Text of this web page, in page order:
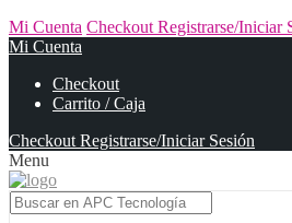
Mi Cuenta Checkout Registrarse/Iniciar
Mi Cuenta
Checkout
Carrito / Caja
Checkout Registrarse/Iniciar Sesión
Menu